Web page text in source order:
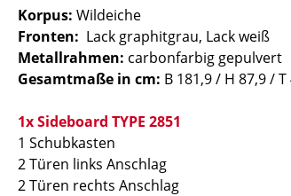
Korpus: Wildeiche
Fronten: Lack graphitgrau, Lack weiß
Metallrahmen: carbonfarbig gepulvert
Gesamtmaße in cm: B 181,9 / H 87,9 / T
1x Sideboard TYPE 2851
1 Schubkasten
2 Türen links Anschlag
2 Türen rechts Anschlag